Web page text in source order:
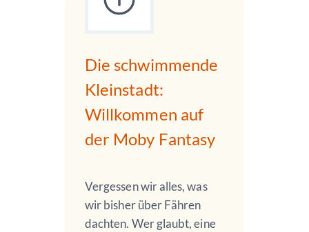
Die schwimmende
Kleinstadt:
Willkommen auf
der Moby Fantasy
Vergessen wir alles, was
wir bisher über Fähren
dachten. Wer glaubt, eine